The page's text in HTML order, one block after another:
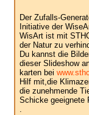
Der Zufalls-
Initiative der
WisArt ist mit
der Natur zu
Du kannst die
dieser Slideshow
karten bei
Hilf mit,die
die zunehmende
Schicke geeignete
.